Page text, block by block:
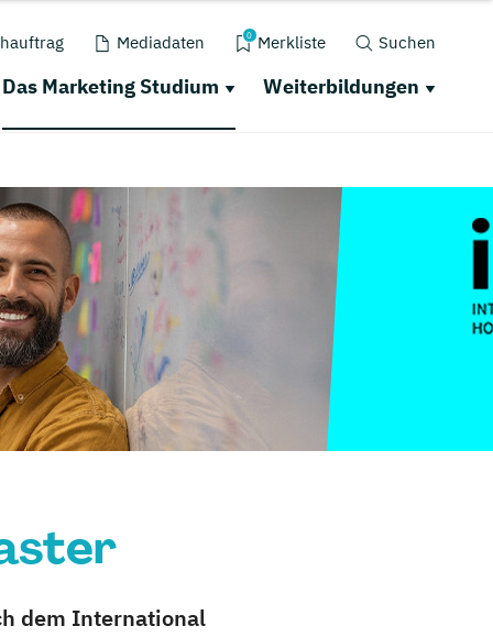
Mediadaten 0 Merkliste Suchen
Das Marketing Studium Weiterbildungen
dem International